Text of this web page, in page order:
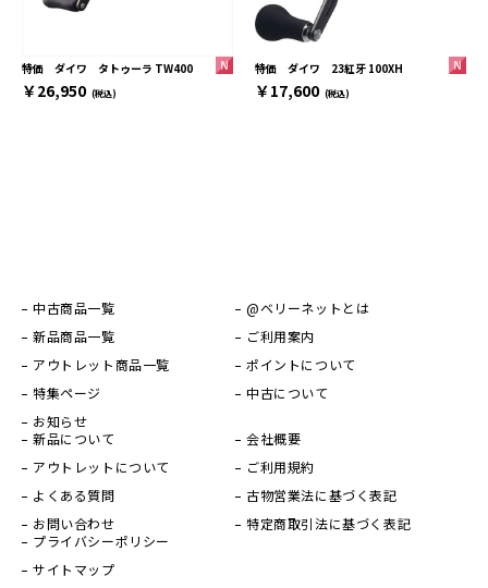
特価 ダイワ タトゥーラ TW400
￥26,950 (税込)
特価 ダイワ 23紅牙 100XH
￥17,600 (税込)
中古商品一覧
新品商品一覧
アウトレット商品一覧
特集ページ
お知らせ
@ベリーネットとは
ご利用案内
ポイントについて
中古について
新品について
アウトレットについて
よくある質問
お問い合わせ
会社概要
ご利用規約
古物営業法に基づく表記
特定商取引法に基づく表記
プライバシーポリシー
サイトマップ